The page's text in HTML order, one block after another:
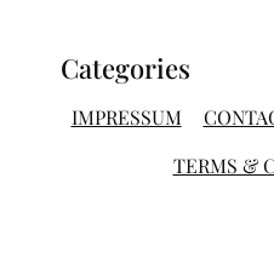
Categories
IMPRESSUM
TERMS &